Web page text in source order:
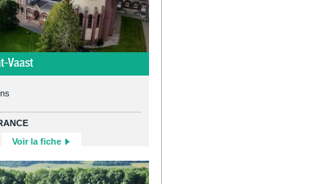
Vaast
Voir la fiche